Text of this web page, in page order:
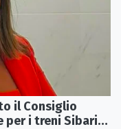
il Consiglio
per i treni Sibari-